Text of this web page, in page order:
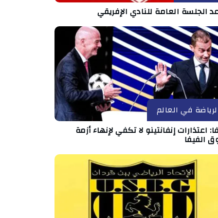
الجلسة العامة للنادي الإفريقي
في العالم
اعتذارات إنفانتينو لا تكفي لإنهاء أزمة
الفيفا